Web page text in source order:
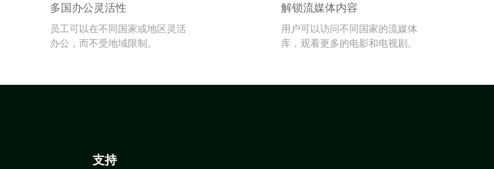
多国办公灵活性
员工可以在不同国家或地区灵活
办公，而不受地域限制。
解锁流媒体内容
用户可以访问不同国家的流媒体
库，观看更多的电影和电视剧。
支持